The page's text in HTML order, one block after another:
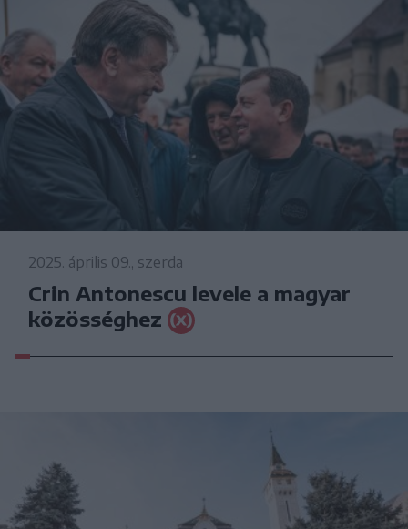
2025. április 09., szerda
Crin Antonescu levele a magyar
közösséghez